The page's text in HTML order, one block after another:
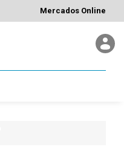
Mercados Online